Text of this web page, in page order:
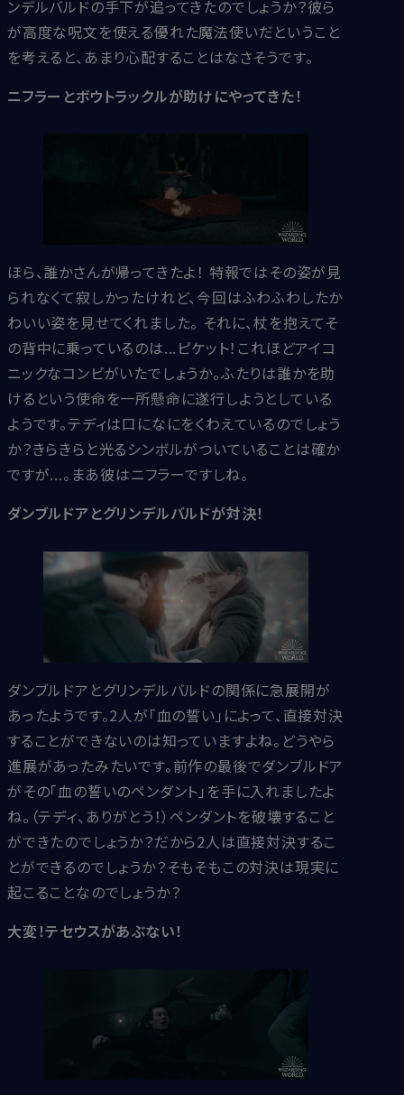
ンデルバルドの手下が追ってきたのでしょうか？彼ら
が高度な呪文を使える優れた魔法使いだということ
を考えると、あまり心配することはなさそうです。
ニフラーとボウトラックルが助けにやってきた！
ほら、誰かさんが帰ってきたよ！ 特報ではその姿が見
られなくて寂しかったけれど、今回はふわふわしたか
わいい姿を見せてくれました。 それに、杖を抱えてそ
の背中に乗っているのは...ピケット！これほどアイコ
ニックなコンビがいたでしょうか。ふたりは誰かを助
けるという使命を一所懸命に遂行しようとしている
ようです。テディは口になにをくわえているのでしょう
か？きらきらと光るシンボルがついていることは確か
ですが...。まあ彼はニフラーですしね。
ダンブルドアとグリンデルバルドが対決！
ダンブルドアとグリンデルバルドの関係に急展開が
あったようです。2人が「血の誓い」によって、直接対決
することができないのは知っていますよね。どうやら
進展があったみたいです。前作の最後でダンブルドア
がその「血の誓いのペンダント」を手に入れましたよ
ね。（テディ、ありがとう！）ペンダントを破壊すること
ができたのでしょうか？だから2人は直接対決するこ
とができるのでしょうか？そもそもこの対決は現実に
起こることなのでしょうか？
大変！テセウスがあぶない！